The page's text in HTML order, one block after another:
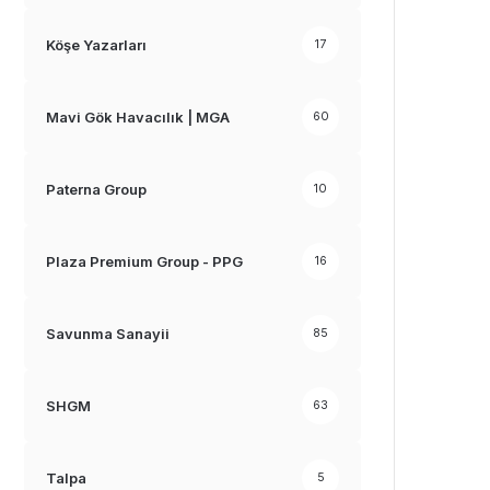
Köşe Yazarları 17
Mavi Gök Havacılık | MGA 60
Paterna Group 10
Plaza Premium Group - PPG 16
Savunma Sanayii 85
SHGM 63
Talpa 5